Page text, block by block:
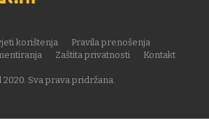
Sva prava pridržana.
korištenja
Pravila prenošenja
Zaštita privatnosti
Kontakt